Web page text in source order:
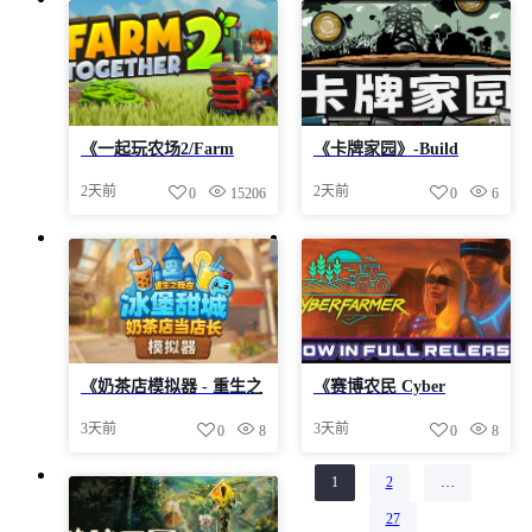
625.0MB付汉化补丁地址
《一起玩农场2/Farm
24491303官中免安装-简
不删图
2天前 15206
0
《卡牌家园》-Build
中1.2GB
2天前 6
0
《奶茶店模拟器 - 重生之
v1.057-Build 24557466官
3天前 8
0
《赛博农民 Cyber
24556807官中免安装-简
中8.2GB
3天前 8
0
第1页 第
2页 …
第
27页